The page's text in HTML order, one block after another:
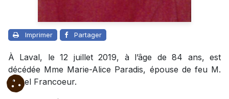
Imprimer Partager
À Laval, le 12 juillet 2019, à l’âge de 84 ans, est
décédée Mme Marie-Alice Paradis, épouse de feu M.
Lionel Francoeur.